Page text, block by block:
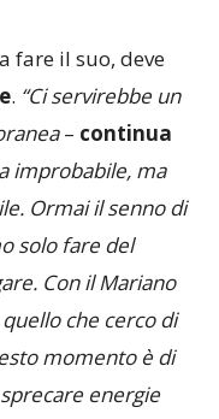
fare il suo, deve
. “Ci servirebbe un
– continua
improbabile, ma
Ormai il senno di
solo fare del
Con il Mariano
che cerco di
momento è di
energie